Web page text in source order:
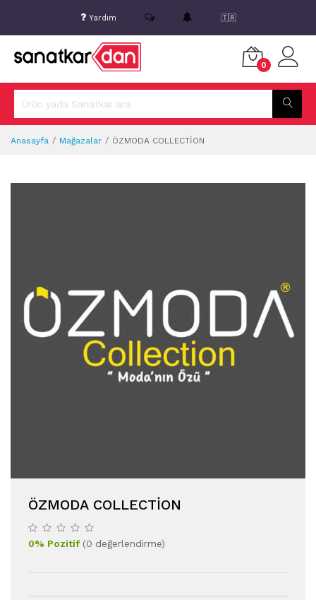
Yardım 🇹🇷
0
Anasayfa Mağazalar ÖZMODA COLLECTİON
ÖZMODA COLLECTİON
0% Pozitif(0 değerlendirme)